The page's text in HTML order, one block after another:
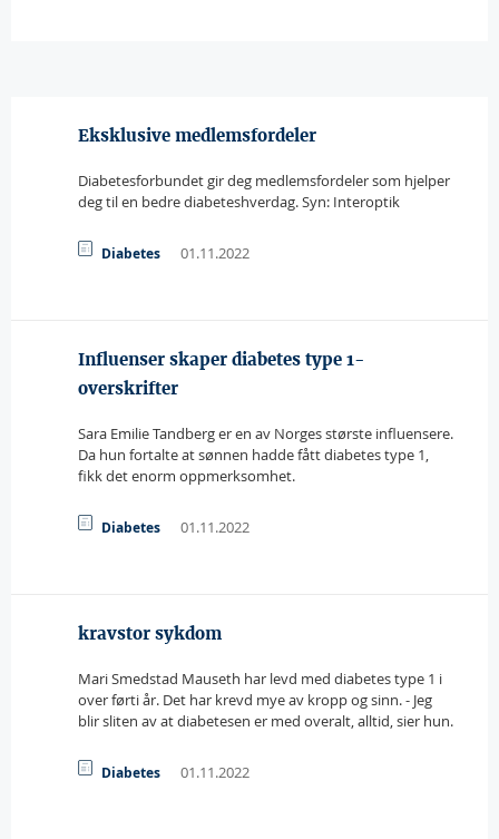
Eksklusive medlemsfordeler
Diabetesforbundet gir deg medlemsfordeler som hjelper
deg til en bedre diabeteshverdag. Syn: Interoptik
Diabetes 01.11.2022
Influenser skaper diabetes type 1-
overskrifter
Sara Emilie Tandberg er en av Norges største influensere.
Da hun fortalte at sønnen hadde fått diabetes type 1,
fikk det enorm oppmerksomhet.
Diabetes 01.11.2022
kravstor sykdom
Mari Smedstad Mauseth har levd med diabetes type 1 i
over førti år. Det har krevd mye av kropp og sinn. - Jeg
blir sliten av at diabetesen er med overalt, alltid, sier hun.
Diabetes 01.11.2022